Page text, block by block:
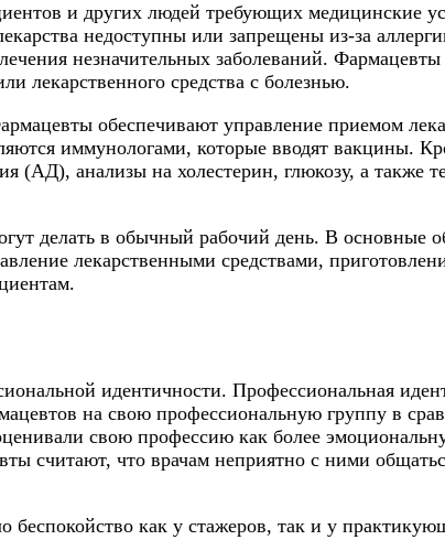
и других людей требующих медицинские
недоступны или запрещены из-за
незначительных заболеваний.
лекарственного средства с болезнью.
обеспечивают управление приемом
иммунологами, которые вводят вакцины.
(АД), анализы на холестерин, глюкозу, а также
делать в обычный рабочий день. В основные
лекарственными средствами,
идентичности. Профессиональная
на свою профессиональную группу в
свою профессию как более
считают, что врачам неприятно с ними
беспокойство как у стажеров, так и у